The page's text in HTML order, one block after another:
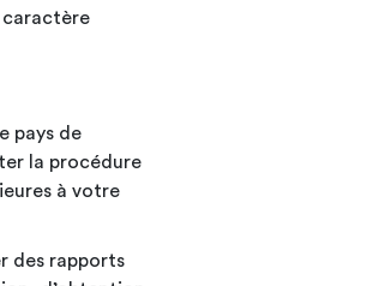
caractère
pays de
la procédure
à votre
des rapports